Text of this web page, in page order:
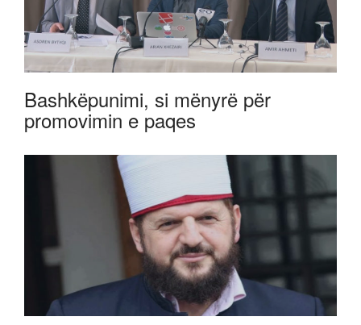
Bashkëpunimi, si mënyrë për
promovimin e paqes